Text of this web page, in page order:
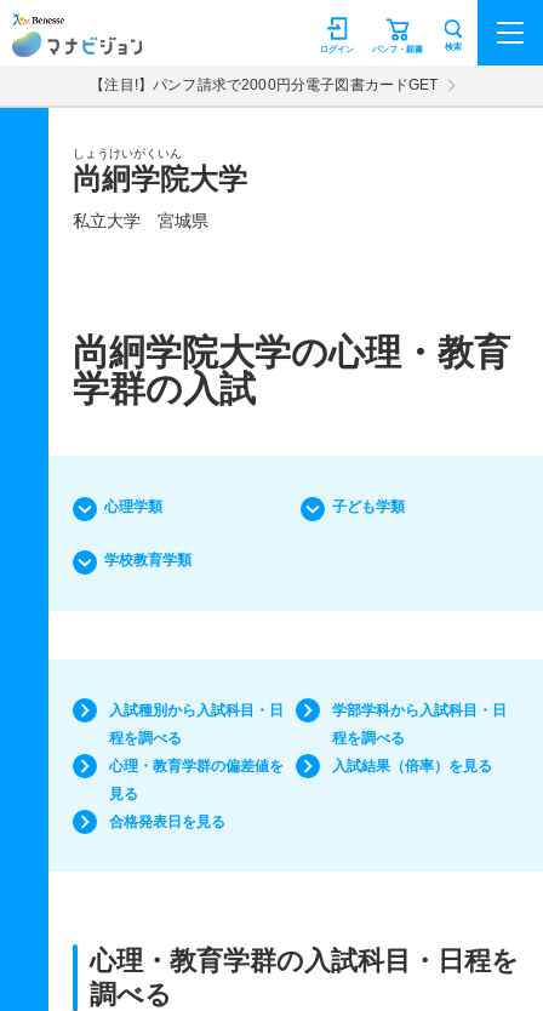
マナビジョン パンフ・願書
ログイン 検索
【注目!】パンフ請求で2000円分電子図書カードGET
しょうけいがくいん
尚絅学院大学
私立大学 宮城県
尚絅学院大学の心理・教育
学群の入試
心理学類 子ども学類
学校教育学類
入試種別から入試科目・日
程を調べる
学部学科から入試科目・日
程を調べる
心理・教育学群の偏差値を
見る
入試結果（倍率）を見る
合格発表日を見る
心理・教育学群の入試科目・日程を
調べる